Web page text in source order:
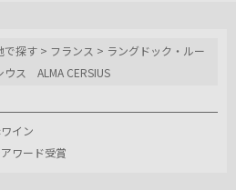
で探す > フランス > ラングドック・ルー
ウス ALMA CERSIUS
イン
ワード受賞